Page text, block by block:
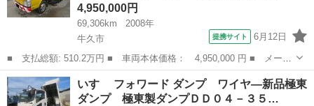
4,950,000円
69,306km
2008年
牛久市
提携サイト 6月12日
■ 支払総額: 510.2万円 ■ 車両本体価格： 4,950,000 円 ■ メーカ
ー名： いすゞ ■ 車種名： エルフトラック ■ グレード名： 路
面清掃車 豊和ＨＦ７７ロードスイーパー 清掃幅２４０ｃｍ、側ブ
ラシ周り...
茨城 牛久市 その他
いすゞ フォワード ダンプ ワイヤ―新品極東
ダンプ 極東製ダンプＤＤ０４－３５…